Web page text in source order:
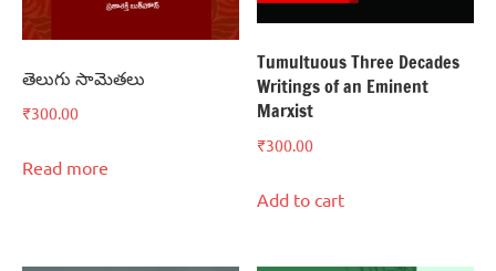
తెలుగు సామెతలు
₹300.00
Read more
Tumultuous Three Decades
Writings of an Eminent
Marxist
₹300.00
Add to cart